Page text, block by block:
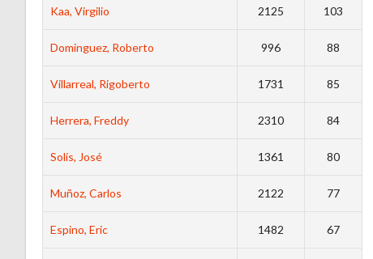
Kaa, Virgilio 2125 103
Dominguez, Roberto 996 88
Villarreal, Rigoberto 1731 85
Herrera, Freddy 2310 84
Solís, José 1361 80
Muñoz, Carlos 2122 77
Espino, Eric 1482 67